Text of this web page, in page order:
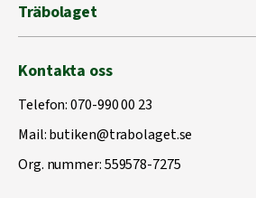
Träbolaget
Kontakta oss
Telefon:070-990 00 23
Mail:butiken@trabolaget.se
Org. nummer: 559578-7275